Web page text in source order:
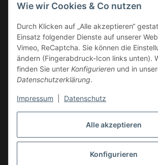
Alle akzeptieren
Konfigurieren
Wie wir Cookies & Co nutzen
Durch Klicken auf „Alle akzeptieren“
Einsatz folgender Dienste auf unserer
Vimeo, ReCaptcha. Sie können die
ändern (Fingerabdruck-Icon links unten).
finden Sie unter Konfigurieren und in
Datenschutzerklärung.
Impressum Datenschutz
Tel.: +49 (0)33731-289 975 (10-17 Uhr)